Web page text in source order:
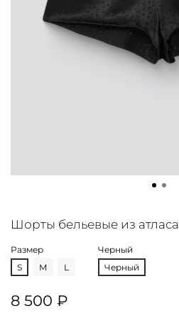
Шорты бельевые из атласа
Размер
S
M L
Черный
Черный
8 500 ₽